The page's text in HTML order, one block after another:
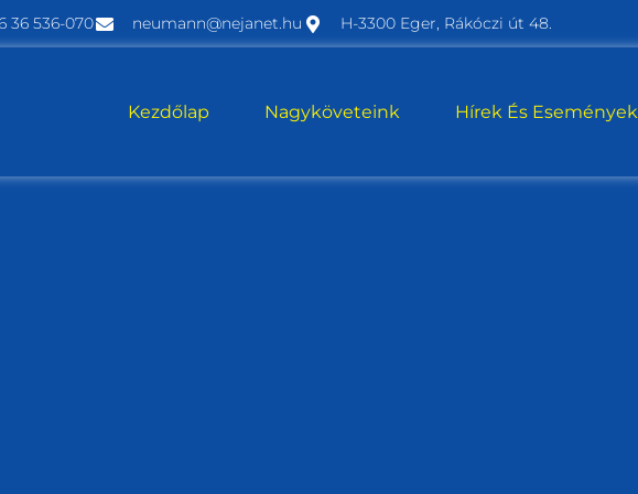
36 536-070 neumann@nejanet.hu H-3300 Eger, Rákóczi út 48.
Kezdőlap Nagyköveteink Hírek És Események